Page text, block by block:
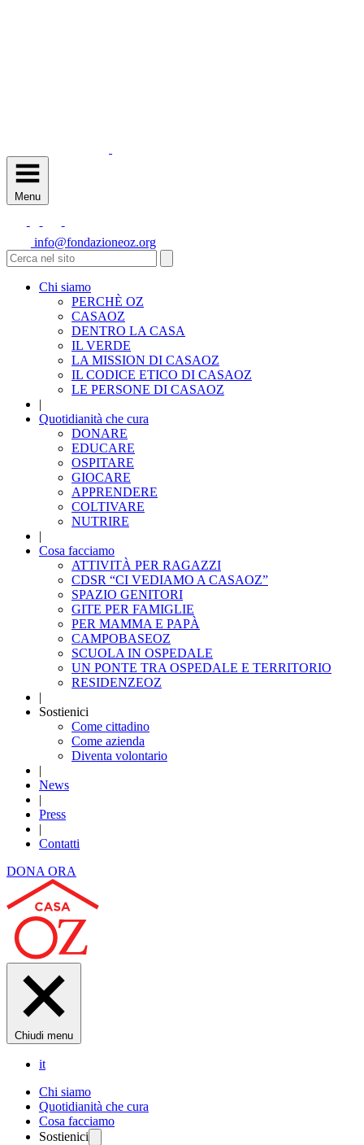
Menu
info@fondazioneoz.org
Chi siamo
PERCHÈ OZ
CASAOZ
DENTRO LA CASA
IL VERDE
LA MISSION DI CASAOZ
IL CODICE ETICO DI CASAOZ
LE PERSONE DI CASAOZ
|
Quotidianità che cura
DONARE
EDUCARE
OSPITARE
GIOCARE
APPRENDERE
COLTIVARE
NUTRIRE
|
Cosa facciamo
ATTIVITÀ PER RAGAZZI
CDSR “CI VEDIAMO A CASAOZ”
SPAZIO GENITORI
GITE PER FAMIGLIE
PER MAMMA E PAPÀ
CAMPOBASEOZ
SCUOLA IN OSPEDALE
UN PONTE TRA OSPEDALE E TERRITORIO
RESIDENZEOZ
|
Sostienici
Come cittadino
Come azienda
Diventa volontario
|
News
|
Press
|
Contatti
DONA ORA
Chiudi menu
it
Chi siamo
Quotidianità che cura
Cosa facciamo
Sostienici